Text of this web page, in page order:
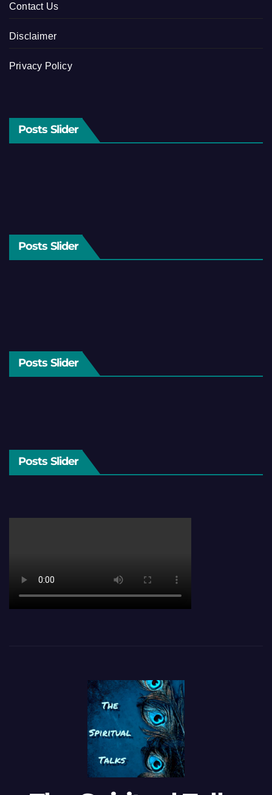
Contact Us
Disclaimer
Privacy Policy
Posts Slider
Posts Slider
Posts Slider
Posts Slider